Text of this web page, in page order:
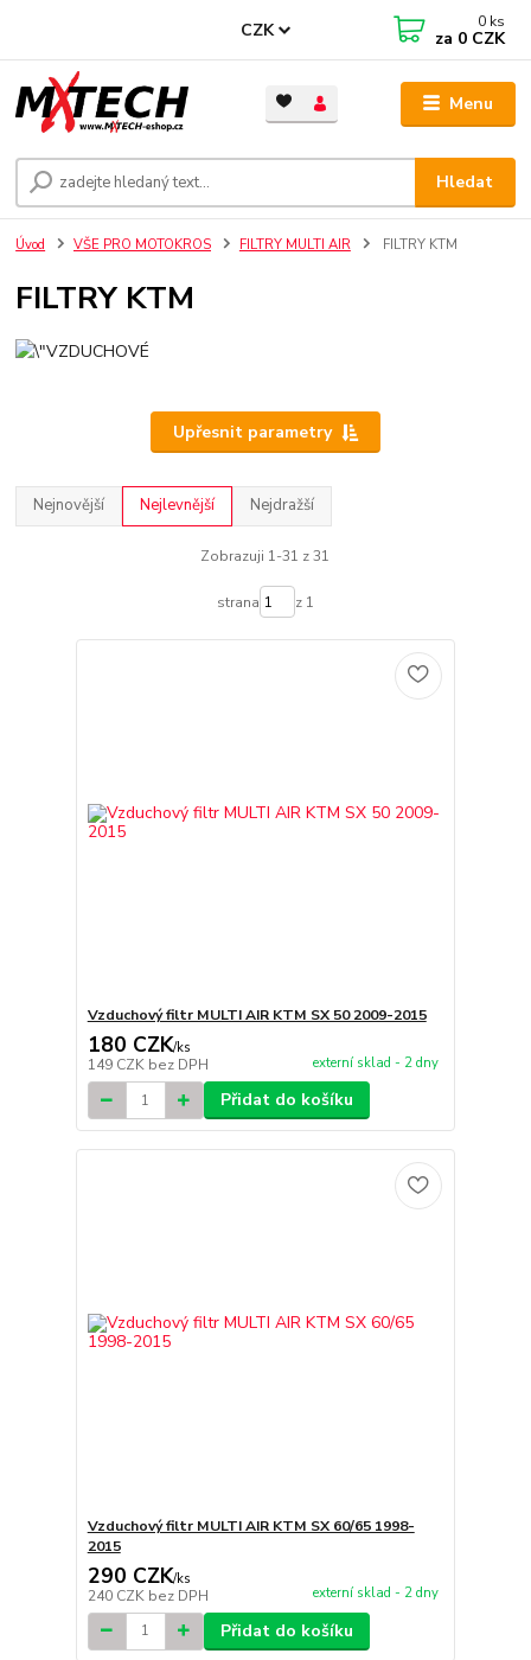
Menu
CZK
Hledat
0 ks
za 0 CZK
Úvod VŠE PRO MOTOKROS FILTRY MULTI AIR FILTRY KTM
FILTRY KTM
Upřesnit parametry
Nejnovější Nejlevnější Nejdražší
Zobrazuji 1-31 z 31
strana z 1
Vzduchový filtr MULTI AIR KTM SX 50 2009-2015
180 CZK/ks
149 CZK bez DPH externí sklad - 2 dny
Přidat do košíku
Vzduchový filtr MULTI AIR KTM SX 60/65 1998-
2015
290 CZK/ks
240 CZK bez DPH externí sklad - 2 dny
Přidat do košíku